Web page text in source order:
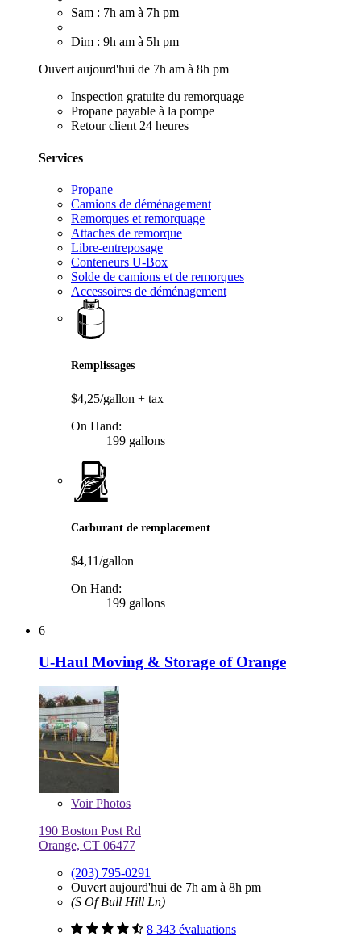
Sam : 7h am à 7h pm
Dim : 9h am à 5h pm
Ouvert aujourd'hui de 7h am à 8h pm
Inspection gratuite du remorquage
Propane payable à la pompe
Retour client 24 heures
Services
Propane
Camions de déménagement
Remorques et remorquage
Attaches de remorque
Libre-entreposage
Conteneurs U-Box
Solde de camions et de remorques
Accessoires de déménagement
Remplissages
$4,25/gallon + tax
On Hand:
199 gallons
Carburant de remplacement
$4,11/gallon
On Hand:
199 gallons
6
U-Haul Moving & Storage of Orange
VoirPhotos
190 Boston Post Rd
Orange, CT 06477
(203) 795-0291
Ouvert aujourd'hui de 7h am à 8h pm
(S Of Bull Hill Ln)
8 343 évaluations